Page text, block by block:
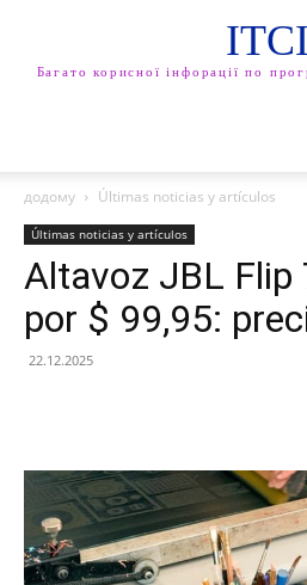
ITCI
Багато корисної інфорації по
додому Últimas noticias y artículos
Últimas noticias y artículos
Altavoz JBL Flip
por $ 99,95:
22.12.2025